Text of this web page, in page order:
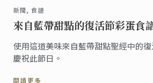
新聞, 食譜
來自藍帶甜點的復活節彩蛋食
使用這道美味來自藍帶甜點聖經中的
慶祝此節日。
閱讀更多